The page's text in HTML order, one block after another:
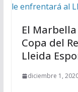
El
Copa del
Lleida
diciembre 1,